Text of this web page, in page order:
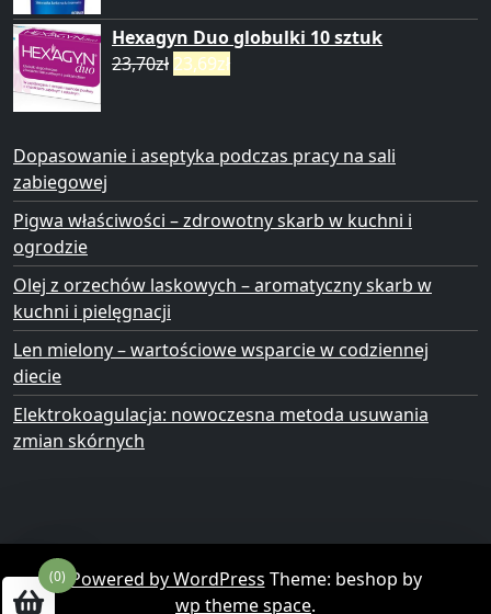
Hexagyn Duo globulki 10 sztuk
23,70zł 23,69zł
Dopasowanie i aseptyka podczas pracy na sali
zabiegowej
Pigwa właściwości – zdrowotny skarb w kuchni i
ogrodzie
Olej z orzechów laskowych – aromatyczny skarb w
kuchni i pielęgnacji
Len mielony – wartościowe wsparcie w codziennej
diecie
Elektrokoagulacja: nowoczesna metoda usuwania
zmian skórnych
Powered by WordPress Theme: beshop by
wp theme space.
(0)